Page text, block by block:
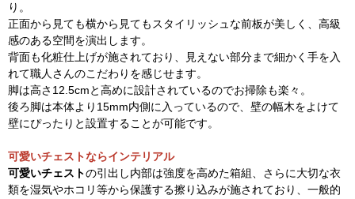
り。
正面から見ても横から見てもスタイリッシュな前板が美しく、高級
感のある空間を演出します。
背面も化粧仕上げが施されており、見えない部分まで細かく手を入
れて職人さんのこだわりを感じせます。
脚は高さ12.5cmと高めに設計されているのでお掃除も楽々。
後ろ脚は本体より15mm内側に入っているので、壁の幅木をよけて
壁にぴったりと設置することが可能です。
可愛いチェストならインテリアル
可愛いチェストの引出し内部は強度を高めた箱組、さらに大切な衣
類を湿気やホコリ等から保護する擦り込みが施されており、一般的